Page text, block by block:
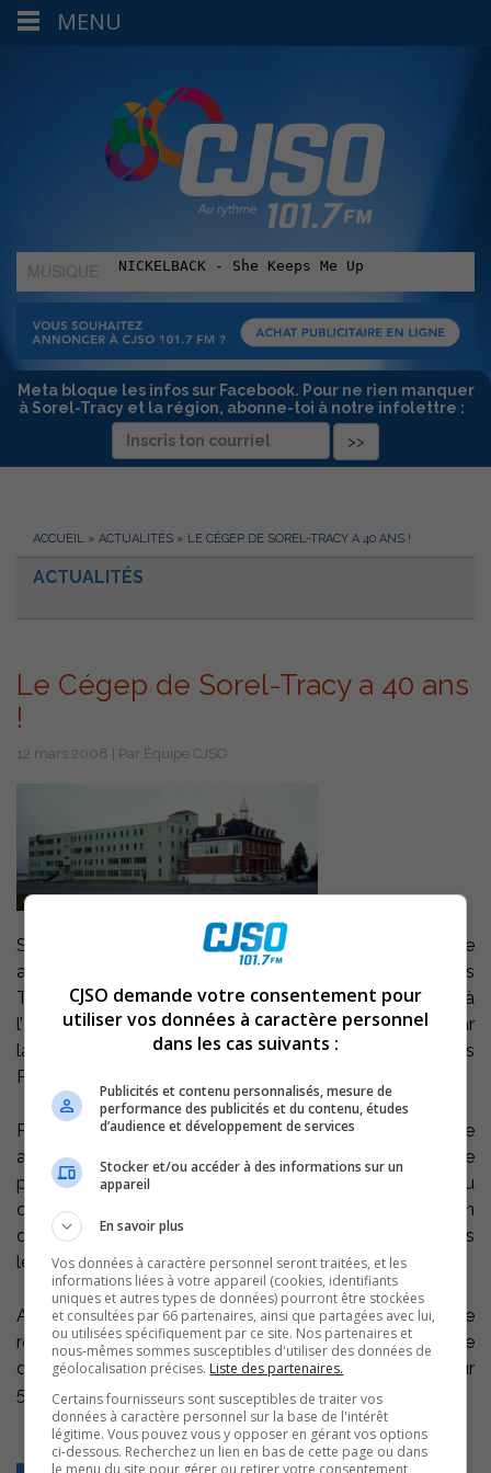
MUSIQUE
:
Meta bloque les infos sur Facebook. Pour ne rien manquer
à Sorel-Tracy et la région, abonne-toi à notre infolettre :
ACCUEIL » ACTUALITÉS » LE CÉGEP DE SOREL-TRACY A 40 ANS !
ACTUALITÉS
Le Cégep de Sorel-Tracy a 40 ans
!
12 mars 2008 | Par Équipe CJSO
Sorel-Tracy – Le Cégep de Sorel-Tracy soulignera cette
année son 40e anniversaire. Fondé en 1968, le Campus
Tracy affilié au Cégep de St-Hyacinthe était situé à
l’Institut de Technologie Sorel-Tracy et à déménagé par
la suite sur l’avenue Hôtel-Dieu derrière le bâtiment des
Pères Franciscain.
Plusieurs activités seront organisées au cours de l’année
afin de commémorer ce 40e anniversaire. Concours de
photos, soirée d’impro ayant pour thème l’histoire du
collège, album souvenir, outils promotionnels, création
d’une association des anciens et souper de retrouvailles
le 7 juin prochain.
Actuellement au Cégep de Sorel-Tracy, le taux de
réussite aux cours se situe autour de 90% et le taux de
diplomation institutionnel classe le cégep au 9e rang sur
52 collèges publics au Québec.
MENU
CJSO demande votre consentement pour
utiliser vos données à caractère personnel
dans les cas suivants :
Publicités et contenu personnalisés, mesure de
performance des publicités et du contenu, études
d’audience et développement de services
Stocker et/ou accéder à des informations sur un
appareil
En savoir plus
Vos données à caractère personnel seront traitées, et les
informations liées à votre appareil (cookies, identifiants
uniques et autres types de données) pourront être stockées
et consultées par 66 partenaires, ainsi que partagées avec lui,
ou utilisées spécifiquement par ce site. Nos partenaires et
nous-mêmes sommes susceptibles d'utiliser des données de
géolocalisation précises. Liste des partenaires.
Certains fournisseurs sont susceptibles de traiter vos
données à caractère personnel sur la base de l'intérêt
légitime. Vous pouvez vous y opposer en gérant vos options
ci-dessous. Recherchez un lien en bas de cette page ou dans
le menu du site pour gérer ou retirer votre consentement